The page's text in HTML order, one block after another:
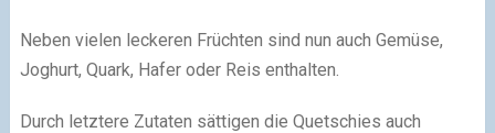
Neben vielen leckeren Früchten sind nun auch Gemüse,
Joghurt, Quark, Hafer oder Reis enthalten.
Durch letztere Zutaten sättigen die Quetschies auch